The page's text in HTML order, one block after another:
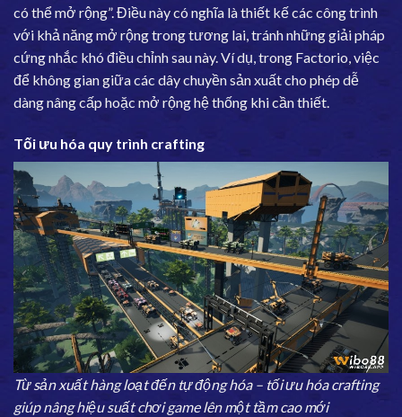
có thể mở rộng”. Điều này có nghĩa là thiết kế các công trình
với khả năng mở rộng trong tương lai, tránh những giải pháp
cứng nhắc khó điều chỉnh sau này. Ví dụ, trong Factorio, việc
để không gian giữa các dây chuyền sản xuất cho phép dễ
dàng nâng cấp hoặc mở rộng hệ thống khi cần thiết.
Tối ưu hóa quy trình crafting
Từ sản xuất hàng loạt đến tự động hóa – tối ưu hóa crafting
giúp nâng hiệu suất chơi game lên một tầm cao mới